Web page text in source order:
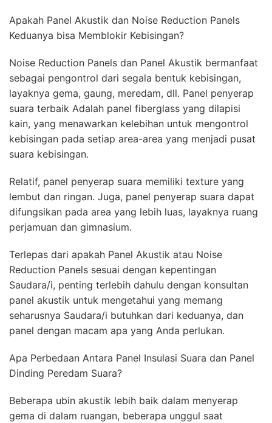
Apakah Panel Akustik dan Noise Reduction Panels
Keduanya bisa Memblokir Kebisingan?
Noise Reduction Panels dan Panel Akustik bermanfaat
sebagai pengontrol dari segala bentuk kebisingan,
layaknya gema, gaung, meredam, dll. Panel penyerap
suara terbaik Adalah panel fiberglass yang dilapisi
kain, yang menawarkan kelebihan untuk mengontrol
kebisingan pada setiap area-area yang menjadi pusat
suara kebisingan.
Relatif, panel penyerap suara memiliki texture yang
lembut dan ringan. Juga, panel penyerap suara dapat
difungsikan pada area yang lebih luas, layaknya ruang
perjamuan dan gimnasium.
Terlepas dari apakah Panel Akustik atau Noise
Reduction Panels sesuai dengan kepentingan
Saudara/i, penting terlebih dahulu dengan konsultan
panel akustik untuk mengetahui yang memang
seharusnya Saudara/i butuhkan dari keduanya, dan
panel dengan macam apa yang Anda perlukan.
Apa Perbedaan Antara Panel Insulasi Suara dan Panel
Dinding Peredam Suara?
Beberapa ubin akustik lebih baik dalam menyerap
gema di dalam ruangan, beberapa unggul saat